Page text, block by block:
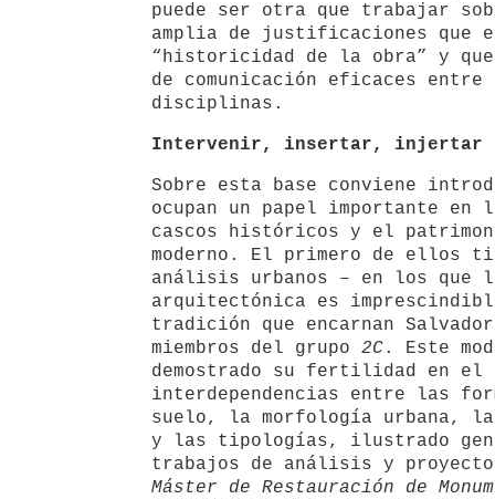
puede ser otra que trabajar
amplia de justificaciones que
“historicidad de la obra” y que
de comunicación eficaces
disciplinas.
Intervenir, insertar, injertar
Sobre esta base conviene
ocupan un papel importante
cascos históricos y el
moderno. El primero de ellos
análisis urbanos – en los que
arquitectónica es
tradición que encarnan
miembros del grupo 2C. Este
demostrado su fertilidad en el
interdependencias entre las
suelo, la morfología urbana, la
y las tipologías, ilustrado
trabajos de análisis y
Máster de Restauración de